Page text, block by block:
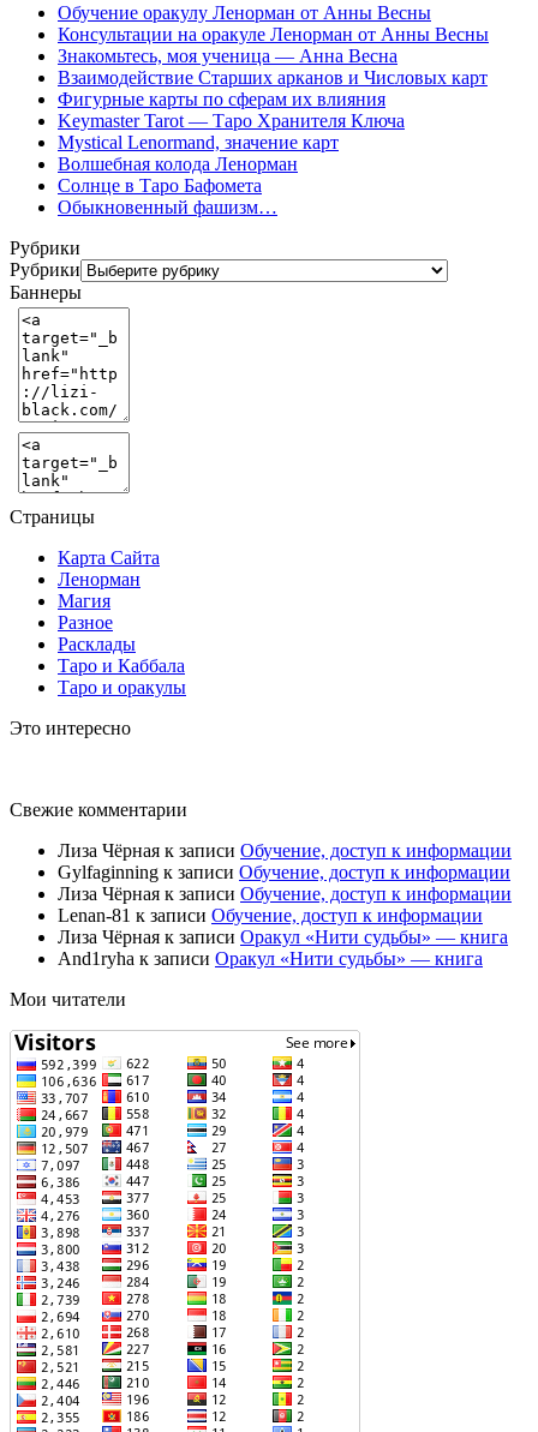
Обучение оракулу Ленорман от Анны Весны
Консультации на оракуле Ленорман от Анны Весны
Знакомьтесь, моя ученица — Анна Весна
Взаимодействие Старших арканов и Числовых карт
Фигурные карты по сферам их влияния
Keymaster Tarot — Таро Хранителя Ключа
Mystical Lenormand, значение карт
Волшебная колода Ленорман
Солнце в Таро Бафомета
Обыкновенный фашизм…
Рубрики
Рубрики
Баннеры
Страницы
Карта Сайта
Ленорман
Магия
Разное
Расклады
Таро и Каббала
Таро и оракулы
Это интересно
Свежие комментарии
Лиза Чёрная к записи Обучение, доступ к информации
Gylfaginning к записи Обучение, доступ к информации
Лиза Чёрная к записи Обучение, доступ к информации
Lenan-81 к записи Обучение, доступ к информации
Лиза Чёрная к записи Оракул «Нити судьбы» — книга
And1ryha к записи Оракул «Нити судьбы» — книга
Мои читатели